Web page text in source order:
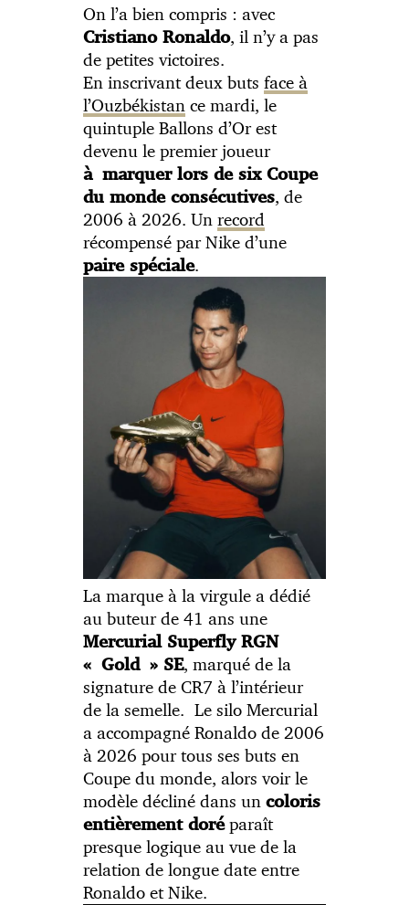
On l’a bien compris : avec
Cristiano Ronaldo, il n’y a pas
de petites victoires.
En inscrivant deux butsface à
l’Ouzbékistan ce mardi, le
quintuple Ballons d’Or est
devenu le premier joueur
à marquer lors de six Coupe
du monde consécutives, de
2006 à 2026. Unrecord
récompensé par Nike d’une
paire spéciale.
La marque à la virgule a dédié
au buteur de 41 ans une
Mercurial Superfly RGN
« Gold » SE, marqué de la
signature de CR7 à l’intérieur
de la semelle. Le silo Mercurial
a accompagné Ronaldo de 2006
à 2026 pour tous ses buts en
Coupe du monde, alors voir le
modèle décliné dans uncoloris
entièrement doréparaît
presque logique au vue de la
relation de longue date entre
Ronaldo et Nike.